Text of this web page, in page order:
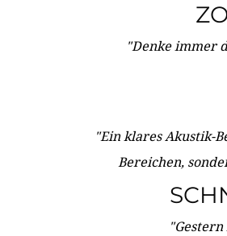
"Denke immer
"Ein klares Akustik-
Bereichen,